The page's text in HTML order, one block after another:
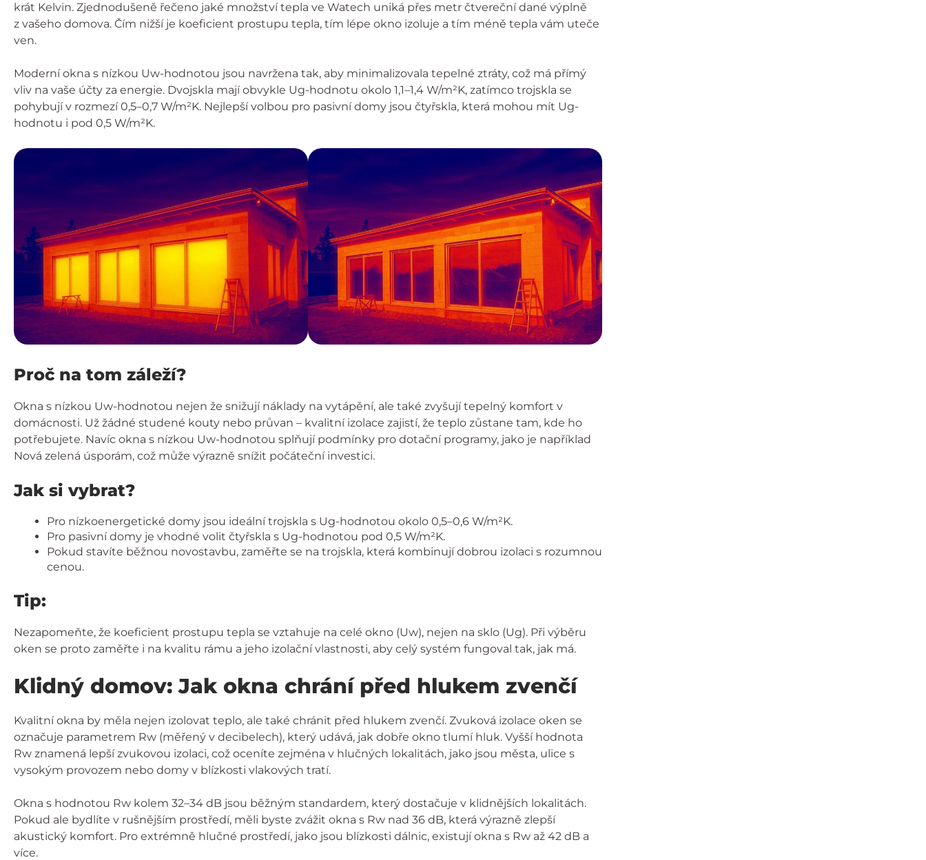
krát Kelvin. Zjednodušeně řečeno jaké množství tepla ve Watech uniká přes metr čtvereční dané výplně
z vašeho domova. Čím nižší je koeficient prostupu tepla, tím lépe okno izoluje a tím méně tepla vám uteče
ven.
Moderní okna s nízkou Uw-hodnotou jsou navržena tak, aby minimalizovala tepelné ztráty, což má přímý
vliv na vaše účty za energie. Dvojskla mají obvykle Ug-hodnotu okolo 1,1–1,4 W/m²K, zatímco trojskla se
pohybují v rozmezí 0,5–0,7 W/m²K. Nejlepší volbou pro pasivní domy jsou čtyřskla, která mohou mít Ug-
hodnotu i pod 0,5 W/m²K.
Proč na tom záleží?
Okna s nízkou Uw-hodnotou nejen že snižují náklady na vytápění, ale také zvyšují tepelný komfort v
domácnosti. Už žádné studené kouty nebo průvan – kvalitní izolace zajistí, že teplo zůstane tam, kde ho
potřebujete. Navíc okna s nízkou Uw-hodnotou splňují podmínky pro dotační programy, jako je například
Nová zelená úsporám, což může výrazně snížit počáteční investici.
Jak si vybrat?
Pro nízkoenergetické domy jsou ideální trojskla s Ug-hodnotou okolo 0,5–0,6 W/m²K.
Pro pasivní domy je vhodné volit čtyřskla s Ug-hodnotou pod 0,5 W/m²K.
Pokud stavíte běžnou novostavbu, zaměřte se na trojskla, která kombinují dobrou izolaci s rozumnou
cenou.
Tip:
Nezapomeňte, že koeficient prostupu tepla se vztahuje na celé okno (Uw), nejen na sklo (Ug). Při výběru
oken se proto zaměřte i na kvalitu rámu a jeho izolační vlastnosti, aby celý systém fungoval tak, jak má.
Klidný domov: Jak okna chrání před hlukem zvenčí
Kvalitní okna by měla nejen izolovat teplo, ale také chránit před hlukem zvenčí. Zvuková izolace oken se
označuje parametrem Rw (měřený v decibelech), který udává, jak dobře okno tlumí hluk. Vyšší hodnota
Rw znamená lepší zvukovou izolaci, což oceníte zejména v hlučných lokalitách, jako jsou města, ulice s
vysokým provozem nebo domy v blízkosti vlakových tratí.
Okna s hodnotou Rw kolem 32–34 dB jsou běžným standardem, který dostačuje v klidnějších lokalitách.
Pokud ale bydlíte v rušnějším prostředí, měli byste zvážit okna s Rw nad 36 dB, která výrazně zlepší
akustický komfort. Pro extrémně hlučné prostředí, jako jsou blízkosti dálnic, existují okna s Rw až 42 dB a
více.